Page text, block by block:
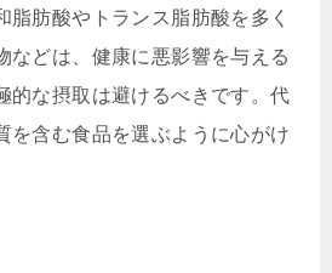
脂肪酸やトランス脂肪酸を多く
などは、健康に悪影響を与える
的な摂取は避けるべきです。代
を含む食品を選ぶように心がけ